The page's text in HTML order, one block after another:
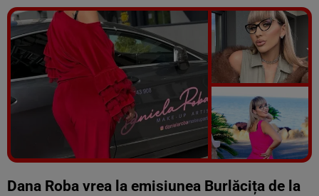
Vezi galeria foto
5 poze
Dana Roba vrea la emisiunea Burlăcița de la